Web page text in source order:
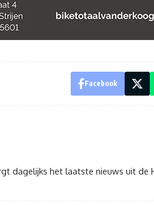
Facebook
dagelijks het laatste nieuws uit de